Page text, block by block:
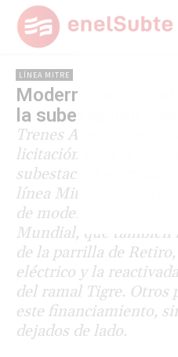
LÍNEA MITRE
Modernización
la subestación
Trenes Argentinos
licitación para la
subestación eléctrica
línea Mitre. La obra
de modernización
Mundial, que
de la parrilla de
eléctrico y la
del ramal Tigre. Otros
este financiamiento,
dejados de lado.